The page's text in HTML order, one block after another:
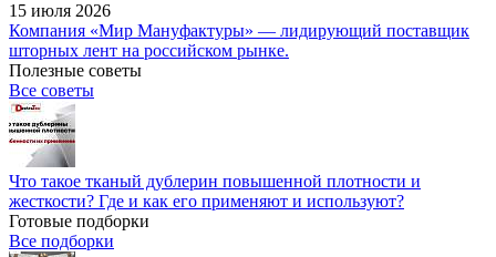
15 июля 2026
Компания «Мир Мануфактуры» — лидирующий поставщик
шторных лент на российском рынке.
Полезные советы
Все советы
Что такое тканый дублерин повышенной плотности и
жесткости? Где и как его применяют и используют?
Готовые подборки
Все подборки